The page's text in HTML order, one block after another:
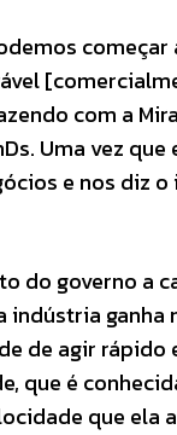
com a
Uma vez
e nos diz
do governo a
indústria
de agir
que é
que ela